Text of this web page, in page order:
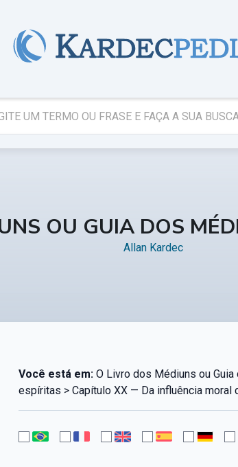
OU GUIA DOS
Allan Kardec
Você está em:O Livro dos Médiuns ou
espíritas > Capítulo XX — Da influência